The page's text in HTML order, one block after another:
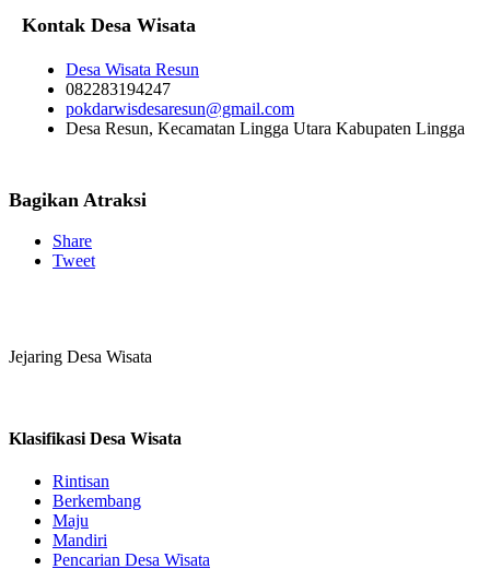
Kontak Desa Wisata
Desa Wisata Resun
082283194247
pokdarwisdesaresun@gmail.com
Desa Resun, Kecamatan Lingga Utara Kabupaten Lingga
Bagikan Atraksi
Share
Tweet
Jejaring Desa Wisata
Klasifikasi Desa Wisata
Rintisan
Berkembang
Maju
Mandiri
Pencarian Desa Wisata